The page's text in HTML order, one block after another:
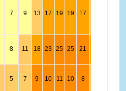
7 9 13 17 19 19 17
8 11 18 23 25 25 21
5 7 9 10 11 10 8